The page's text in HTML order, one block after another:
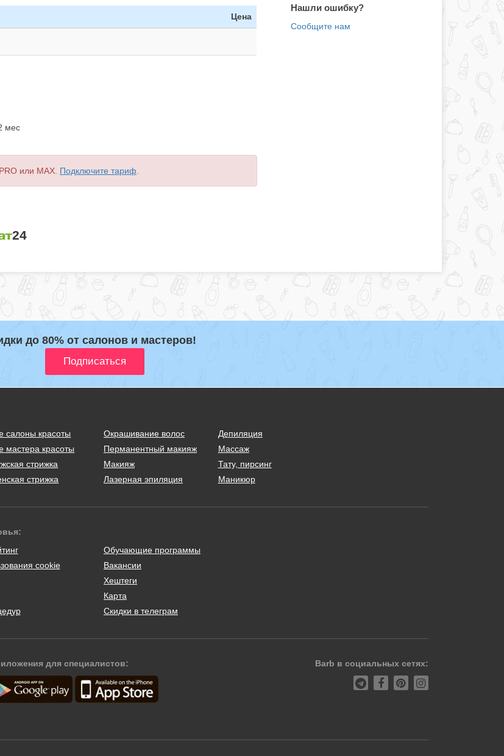
Цена
мес
или MAX. Подключите тариф
Нашли ошибку?
до 80% от салонов и мастеров!
салоны красоты
мастера красоты
стрижка
стрижка
Окрашивание волос
Перманентный макияж
Макияж
Лазерная эпиляция
Депиляция
Массаж
Тату, пирсинг
Маникюр
cookie
Обучающие программы
Вакансии
Хештеги
Карта
Скидки в телеграм
для специалистов: Barb в социальных сетях: